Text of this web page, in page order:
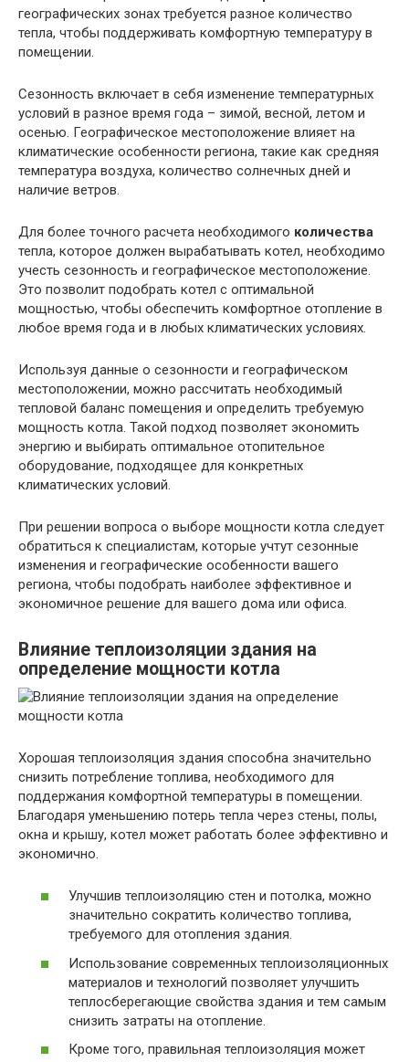
географических зонах требуется разное количество
тепла, чтобы поддерживать комфортную температуру в
помещении.
Сезонность включает в себя изменение температурных
условий в разное время года – зимой, весной, летом и
осенью. Географическое местоположение влияет на
климатические особенности региона, такие как средняя
температура воздуха, количество солнечных дней и
наличие ветров.
Для более точного расчета необходимого количества
тепла, которое должен вырабатывать котел, необходимо
учесть сезонность и географическое местоположение.
Это позволит подобрать котел с оптимальной
мощностью, чтобы обеспечить комфортное отопление в
любое время года и в любых климатических условиях.
Используя данные о сезонности и географическом
местоположении, можно рассчитать необходимый
тепловой баланс помещения и определить требуемую
мощность котла. Такой подход позволяет экономить
энергию и выбирать оптимальное отопительное
оборудование, подходящее для конкретных
климатических условий.
При решении вопроса о выборе мощности котла следует
обратиться к специалистам, которые учтут сезонные
изменения и географические особенности вашего
региона, чтобы подобрать наиболее эффективное и
экономичное решение для вашего дома или офиса.
Влияние теплоизоляции здания на
определение мощности котла
Хорошая теплоизоляция здания способна значительно
снизить потребление топлива, необходимого для
поддержания комфортной температуры в помещении.
Благодаря уменьшению потерь тепла через стены, полы,
окна и крышу, котел может работать более эффективно и
экономично.
Улучшив теплоизоляцию стен и потолка, можно
значительно сократить количество топлива,
требуемого для отопления здания.
Использование современных теплоизоляционных
материалов и технологий позволяет улучшить
теплосберегающие свойства здания и тем самым
снизить затраты на отопление.
Кроме того, правильная теплоизоляция может